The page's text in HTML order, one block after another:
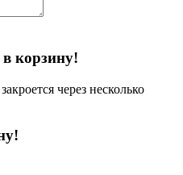
корзину!
через несколько